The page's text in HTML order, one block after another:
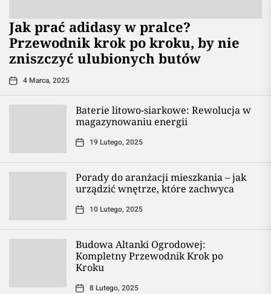
Jak prać adidasy w pralce?
Przewodnik krok po kroku, by nie
zniszczyć ulubionych butów
4 Marca, 2025
Baterie litowo-siarkowe: Rewolucja w
magazynowaniu energii
19 Lutego, 2025
Porady do aranżacji mieszkania – jak
urządzić wnętrze, które zachwyca
10 Lutego, 2025
Budowa Altanki Ogrodowej:
Kompletny Przewodnik Krok po
Kroku
8 Lutego, 2025